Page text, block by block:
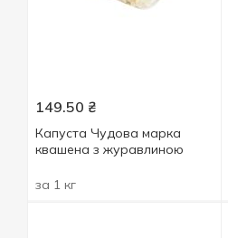
149.50 ₴
Капуста Чудова марка
квашена з журавлиною
за 1 кг